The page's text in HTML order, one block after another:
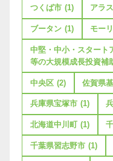
つくば市 (1) アラ
ブータン (1) モー
中堅・中小・スタート
等の大規模成長投資補
中央区 (2) 佐賀県
兵庫県宝塚市 (1)
北海道中川町 (1)
千葉県習志野市 (1)